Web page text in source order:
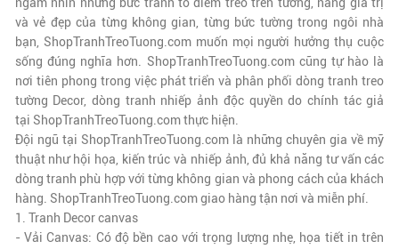
và vẻ đẹp của từng không gian, từng bức tường trong ngôi nhà
bạn, ShopTranhTreoTuong.commuốn mọi người hưởng thụ cuộc
sống đúng nghĩa hơn. ShopTranhTreoTuong.comcũng tự hào là
nơi tiên phong trong việc phát triển và phân phối dòng tranh treo
tường Decor, dòng tranh nhiếp ảnh độc quyền do chính tác giả
tại ShopTranhTreoTuong.comthực hiện.
Đội ngũ tại ShopTranhTreoTuong.comlà những chuyên gia về mỹ
thuật như hội họa, kiến trúc và nhiếp ảnh, đủ khả năng tư vấn các
dòng tranh phù hợp với từng không gian và phong cách của khách
hàng. ShopTranhTreoTuong.comgiao hàng tận nơi và miễn phí.
1. Tranh Decor canvas
- Vải Canvas: Có độ bền cao với trọng lượng nhẹ, họa tiết in trên